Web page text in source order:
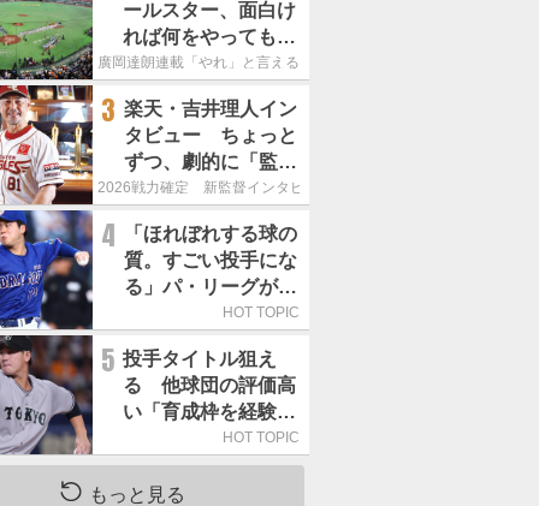
ールスター、面白け
れば何をやってもい
いという発想は大間
廣岡達朗連載「やれ」と言える信念
3 楽天・吉井理人イン
タビュー ちょっと
ずつ、劇的に「監督
が代わると何もかも
は、チームにとって
良くないことなんで
す」
2026戦力確定 新監督インタビュー
4
「ほれぼれする球の
質。すごい投手にな
る」パ・リーグが驚
いた「中日の左腕」
HOT TOPIC
5 投手タイトル狙え
る 他球団の評価高
い「育成枠を経験し
た巨人の左腕」は
HOT TOPIC
もっと見る